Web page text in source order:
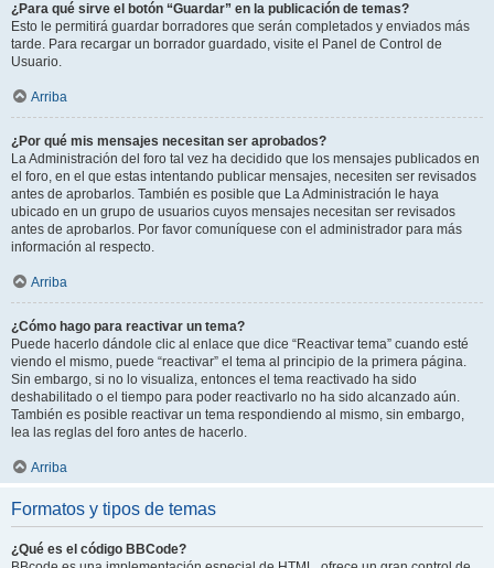
¿Para qué sirve el botón “Guardar” en la publicación de temas?
Esto le permitirá guardar borradores que serán completados y enviados más
tarde. Para recargar un borrador guardado, visite el Panel de Control de
Usuario.
Arriba
¿Por qué mis mensajes necesitan ser aprobados?
La Administración del foro tal vez ha decidido que los mensajes publicados en
el foro, en el que estas intentando publicar mensajes, necesiten ser revisados
antes de aprobarlos. También es posible que La Administración le haya
ubicado en un grupo de usuarios cuyos mensajes necesitan ser revisados
antes de aprobarlos. Por favor comuníquese con el administrador para más
información al respecto.
Arriba
¿Cómo hago para reactivar un tema?
Puede hacerlo dándole clic al enlace que dice “Reactivar tema” cuando esté
viendo el mismo, puede “reactivar” el tema al principio de la primera página.
Sin embargo, si no lo visualiza, entonces el tema reactivado ha sido
deshabilitado o el tiempo para poder reactivarlo no ha sido alcanzado aún.
También es posible reactivar un tema respondiendo al mismo, sin embargo,
lea las reglas del foro antes de hacerlo.
Arriba
Formatos y tipos de temas
¿Qué es el código BBCode?